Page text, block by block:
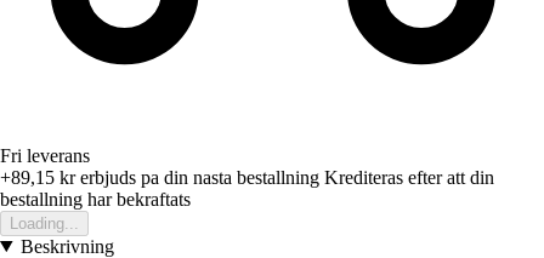
Fri leverans
+89,15 krerbjuds pa din nasta bestallning Krediteras efter att din
bestallning har bekraftats
Loading...
Beskrivning